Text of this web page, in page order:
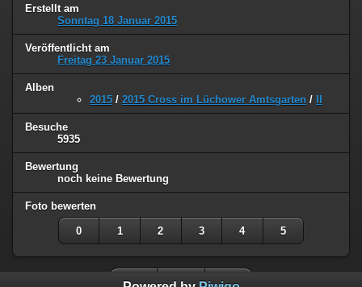
Erstellt am
Sonntag 18 Januar 2015
Veröffentlicht am
Freitag 23 Januar 2015
Alben
2015 / 2015 Cross im Lüchower Amtsgarten /
Besuche
5935
Bewertung
noch keine Bewertung
Foto bewerten
0 1 2 3 4 5